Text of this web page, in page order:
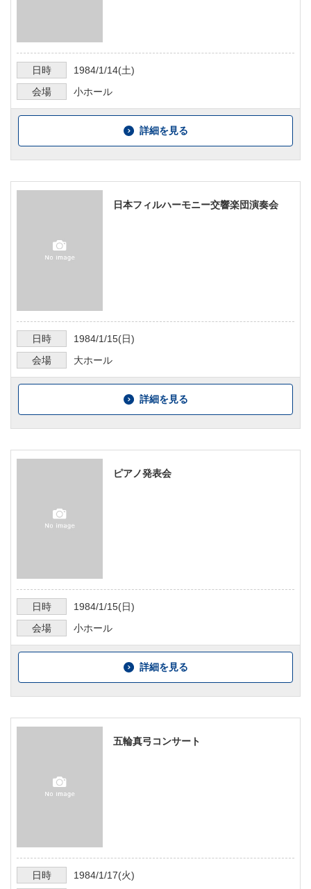
日時 1984/1/14(土)
会場
小ホール
詳細を見る
日本フィルハーモニー交響楽団演奏会
日時 1984/1/15(日)
会場
大ホール
詳細を見る
ピアノ発表会
日時 1984/1/15(日)
会場
小ホール
詳細を見る
五輪真弓コンサート
日時 1984/1/17(火)